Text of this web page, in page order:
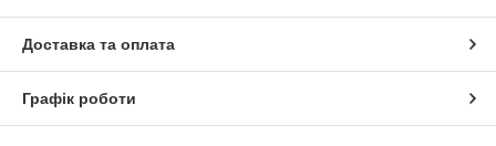
Доставка та оплата
Графік роботи